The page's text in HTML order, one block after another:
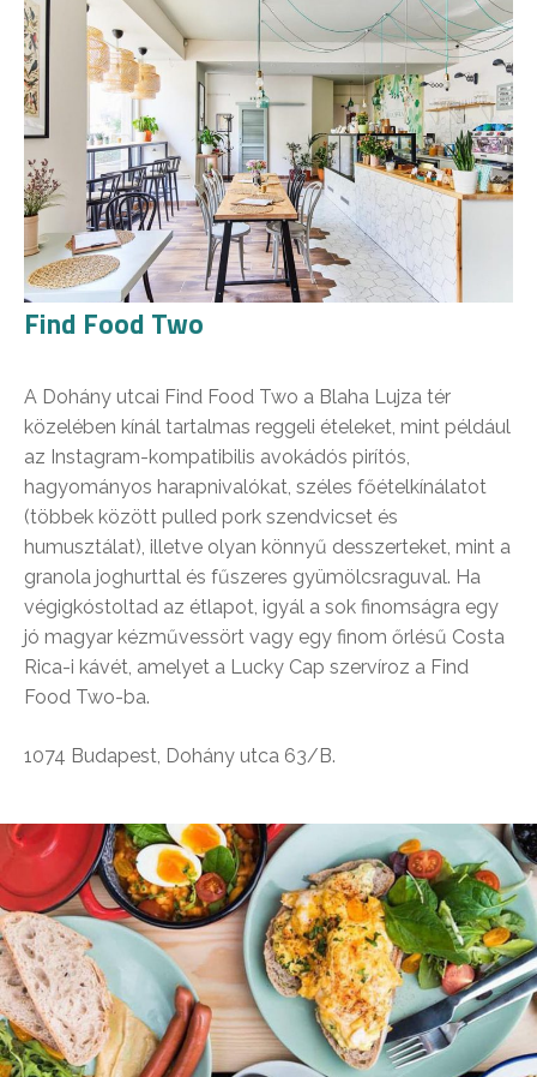
Find Food Two
A Dohány utcai Find Food Two a Blaha Lujza tér
közelében kínál tartalmas reggeli ételeket, mint például
az Instagram-kompatibilis avokádós pirítós,
hagyományos harapnivalókat, széles főételkínálatot
(többek között pulled pork szendvicset és
humusztálat), illetve olyan könnyű desszerteket, mint a
granola joghurttal és fűszeres gyümölcsraguval. Ha
végigkóstoltad az étlapot, igyál a sok finomságra egy
jó magyar kézművessört vagy egy finom őrlésű Costa
Rica-i kávét, amelyet a Lucky Cap szervíroz a Find
Food Two-ba.
1074 Budapest, Dohány utca 63/B.